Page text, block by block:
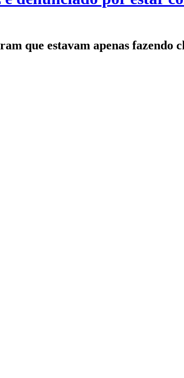
que estavam apenas fazendo